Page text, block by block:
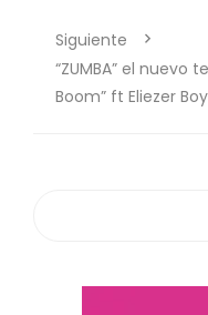
Siguiente
“ZUMBA” el nuevo
Boom” ft Eliezer